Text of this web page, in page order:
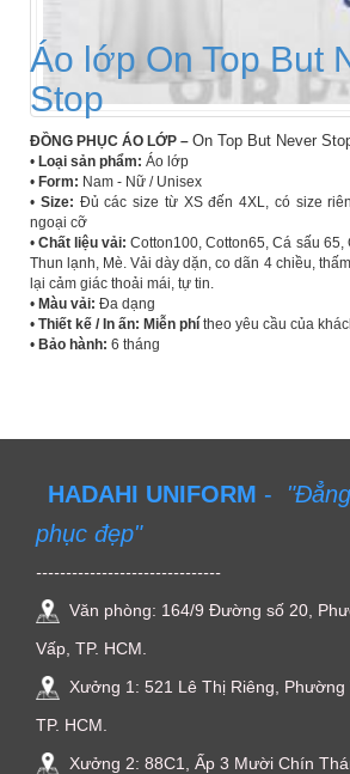
Áo lớp On Top But
Stop
ĐỒNG PHỤC ÁO LỚP – On Top But Never
• Loại sản phẩm: Áo lớp
• Form: Nam - Nữ / Unisex
• Size: Đủ các size từ XS đến 4XL, có size
ngoại cỡ
•Chất liệu vải: Cotton100, Cotton65, Cá sấu 65,
Thun lạnh, Mè. Vải dày dặn, co dãn 4 chiều,
lại cảm giác thoải mái, tự tin.
• Màu vải: Đa dạng
• Thiết kế / In ấn: Miễn phí theo yêu cầu của
• Bảo hành: 6 tháng
HADAHI UNIFORM -
phục đẹp"
-------------------------------
Văn phòng: 164/9 Đường số 20,
Vấp, TP. HCM.
Xưởng 1: 521 Lê Thị Riêng, Phường
TP. HCM.
Xưởng 2: 88C1, Ấp 3 Mười Chín